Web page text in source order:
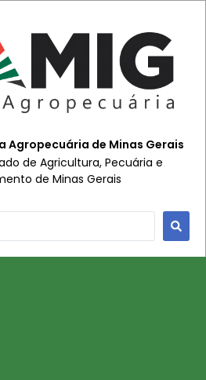
Agropecuária de Minas Gerais
de Agricultura, Pecuária e
de Minas Gerais